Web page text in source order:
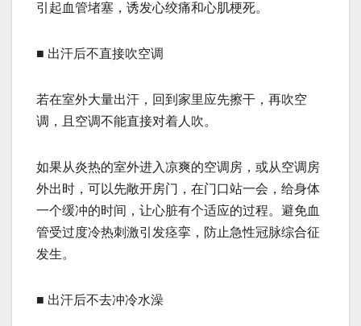
引起血管堵塞，诱发心绞痛和心肌梗死。
■ 出汗后不直接吹空调
若在室外大量出汗，回到家里应先擦干，再吹空
调，且空调不能直接对着人吹。
如果从炎热的室外进入凉爽的空调房，或从空调房
外出时，可以先敞开房门，在门口站一会，给身体
一个缓冲的时间，让心脏有个适应的过程。避免血
管受过度冷热刺激引发痉挛，防止急性冠脉综合征
发生。
■ 出汗后不去冲冷水澡